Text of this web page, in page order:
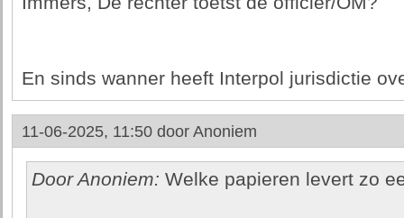
En sinds wanner heeft Interpol jurisdictie
11-06-2025, 11:50 door Anoniem
Door Anoniem: Welke papieren levert zo